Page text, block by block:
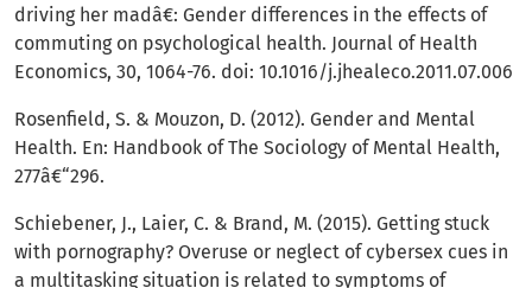
driving her madâ€: Gender differences in the effects of
commuting on psychological health. Journal of Health
Economics, 30, 1064-76. doi: 10.1016/j.jhealeco.2011.07.006
Rosenfield, S. & Mouzon, D. (2012). Gender and Mental
Health. En: Handbook of The Sociology of Mental Health,
277â€“296.
Schiebener, J., Laier, C. & Brand, M. (2015). Getting stuck
with pornography? Overuse or neglect of cybersex cues in
a multitasking situation is related to symptoms of